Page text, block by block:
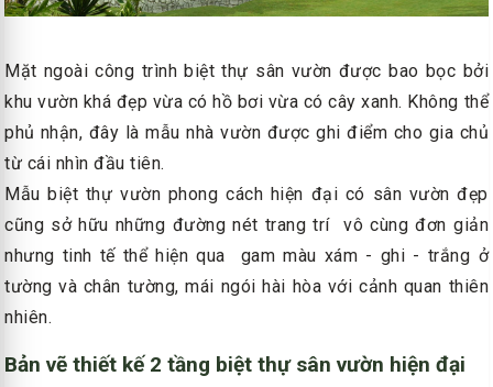
Mặt ngoài công trình biệt thự sân vườn được bao bọc bởi
khu vườn khá đẹp vừa có hồ bơi vừa có cây xanh. Không thể
phủ nhận, đây là mẫu nhà vườn được ghi điểm cho gia chủ
từ cái nhìn đầu tiên.
Mẫu biệt thự vườn phong cách hiện đại có sân vườn đẹp
cũng sở hữu những đường nét trang trí vô cùng đơn giản
nhưng tinh tế thể hiện qua gam màu xám - ghi - trắng ở
tường và chân tường, mái ngói hài hòa với cảnh quan thiên
nhiên.
Bản vẽ thiết kế 2 tầng biệt thự sân vườn hiện đại